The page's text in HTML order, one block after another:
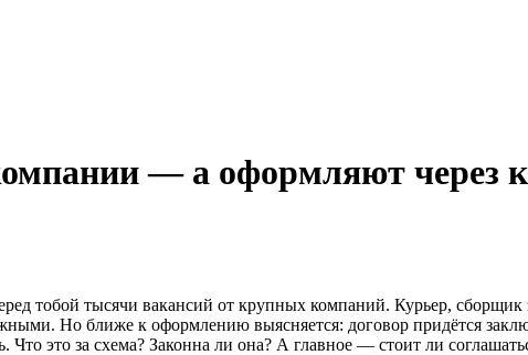
— а оформляют через
тобой тысячи вакансий от крупных компаний. Курьер, сборщик
Но ближе к оформлению выясняется: договор придётся
это за схема? Законна ли она? А главное — стоит ли